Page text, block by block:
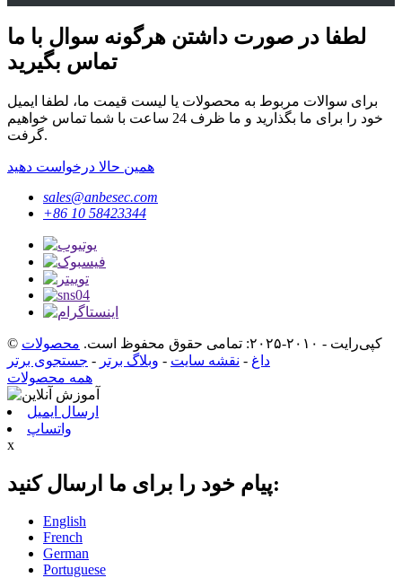
لطفا در صورت داشتن هرگونه سوال با ما
تماس بگیرید
برای سوالات مربوط به محصولات یا لیست قیمت ما، لطفا ایمیل
خود را برای ما بگذارید و ما ظرف 24 ساعت با شما تماس خواهیم
گرفت.
همین حالا درخواست دهید
sales@anbesec.com
‎+86 10 58423344‎
© کپی‌رایت - ۲۰۱۰-۲۰۲۵: تمامی حقوق محفوظ است.
محصولات
داغ - نقشه سایت - وبلاگ برتر - جستجوی برتر
همه محصولات
ارسال ایمیل
واتساپ
x
پیام خود را برای ما ارسال کنید:
English
French
German
Portuguese